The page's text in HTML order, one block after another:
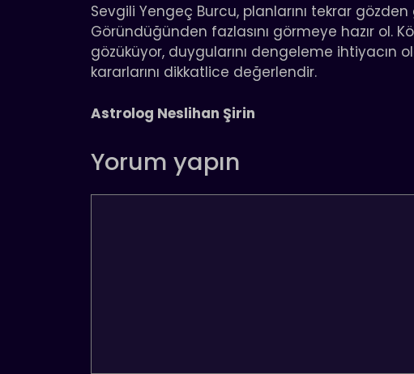
Sevgili Yengeç Burcu, planlarını tekrar
Göründüğünden fazlasını görmeye hazır ol.
gözüküyor, duygularını dengeleme ihtiyacın
kararlarını dikkatlice değerlendir.
Astrolog Neslihan Şirin
Yorum yapın